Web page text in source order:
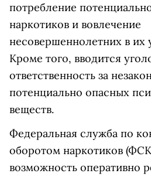
потребление
наркотиков и вовлечение
несовершеннолетних в их
Кроме того, вводится
ответственность за
потенциально опасных
веществ.
Федеральная служба по
оборотом наркотиков
возможность оперативно